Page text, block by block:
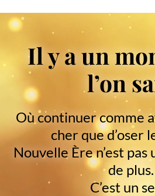
Il y a un
l’on
Où continuer comme
cher que d’oser
Nouvelle Ère n’est
de plus.
C’est un